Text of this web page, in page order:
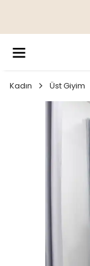
Kadın Üst Giyim